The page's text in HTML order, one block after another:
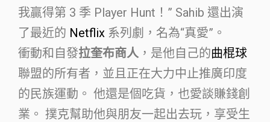
我贏得第 3 季 Player Hunt！” Sahib 還出演
了最近的 Netflix 系列劇，名為“真愛”。
衝動和自發拉奎布商人 ，是他自己的曲棍球
聯盟的所有者，並且正在大力中止推廣印度
的民族運動。 他還是個吃貨，也愛談賺錢創
業。 撲克幫助他與朋友一起出去玩，享受生